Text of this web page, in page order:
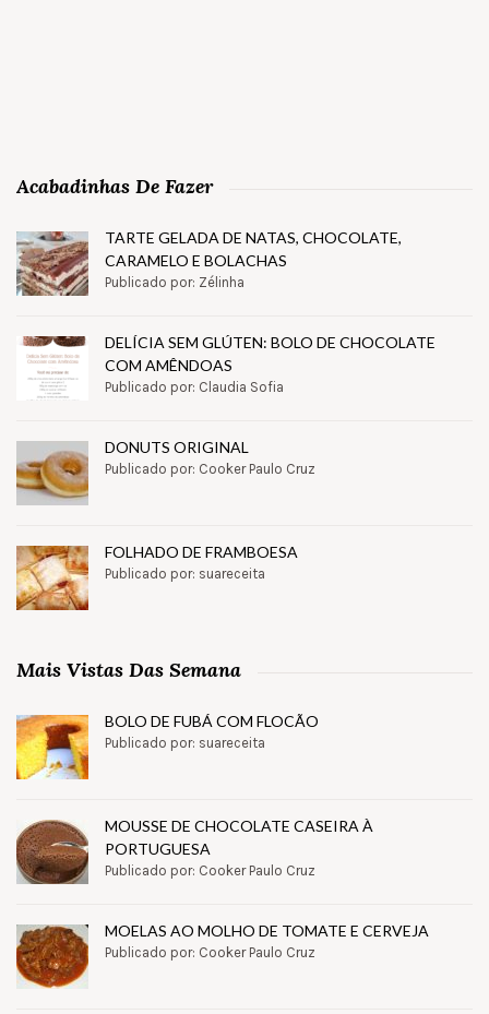
Acabadinhas De Fazer
TARTE GELADA DE NATAS, CHOCOLATE,
CARAMELO E BOLACHAS
Publicado por: Zélinha
DELÍCIA SEM GLÚTEN: BOLO DE CHOCOLATE
COM AMÊNDOAS
Publicado por: Claudia Sofia
DONUTS ORIGINAL
Publicado por: Cooker Paulo Cruz
FOLHADO DE FRAMBOESA
Publicado por: suareceita
Mais Vistas Das Semana
BOLO DE FUBÁ COM FLOCÃO
Publicado por: suareceita
MOUSSE DE CHOCOLATE CASEIRA À
PORTUGUESA
Publicado por: Cooker Paulo Cruz
MOELAS AO MOLHO DE TOMATE E CERVEJA
Publicado por: Cooker Paulo Cruz